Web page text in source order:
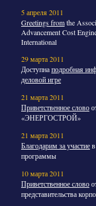
5 апреля 2011
Greetings fromthe
Advancement Cost
International
29 марта 2011
Доступнаподробная
деловой игре
21 марта 2011
Приветственное слово
«ЭНЕРГОСТРОЙ»
21 марта 2011
Благодарим за участие
программы
10 марта 2011
Приветственное слово
представительства